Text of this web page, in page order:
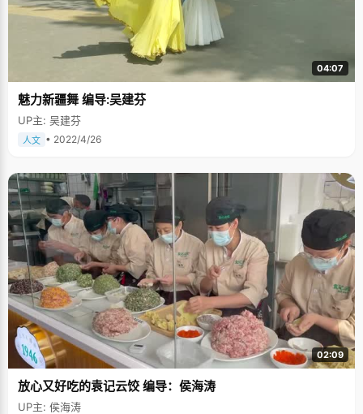
04:07
魅力新疆舞 编导:吴建芬
UP主: 吴建芬
人文 • 2022/4/26
02:09
放心又好吃的袁记云饺 编导：侯海涛
UP主: 侯海涛